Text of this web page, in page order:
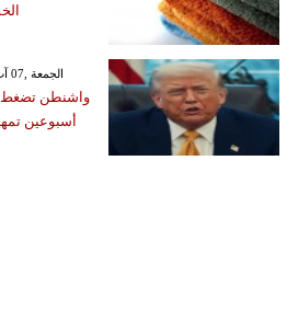
GMT 21:30 2026 الجمعة ,07 آب / أغسطس
واشنطن تضغط
أسبوعين